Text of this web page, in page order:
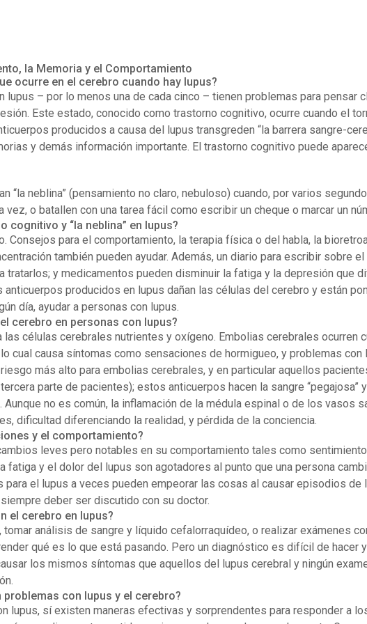
la Memoria y el Comportamiento
ocurre en el cerebro cuando hay lupus?
lupus – por lo menos una de cada cinco – tienen problemas para pensar
Este estado, conocido como trastorno cognitivo, ocurre cuando el
producidos a causa del lupus transgreden “la barrera sangre-
y demás información importante. El trastorno cognitivo puede
“la neblina” (pensamiento no claro, nebuloso) cuando, por varios
vez, o batallen con una tarea fácil como escribir un cheque o marcar un
cognitivo y “la neblina” en lupus?
Consejos para el comportamiento, la terapia física o del habla, la
también pueden ayudar. Además, un diario para escribir sobre
tratarlos; y medicamentos pueden disminuir la fatiga y la depresión que
producidos en lupus dañan las células del cerebro y están
día, ayudar a personas con lupus.
cerebro en personas con lupus?
células cerebrales nutrientes y oxígeno. Embolias cerebrales ocurren
cual causa síntomas como sensaciones de hormigueo, y problemas
más alto para embolias cerebrales, y en particular aquellos
parte de pacientes); estos anticuerpos hacen la sangre “pegajosa”
no es común, la inflamación de la médula espinal o de los vasos
dificultad diferenciando la realidad, y pérdida de la conciencia.
y el comportamiento?
leves pero notables en su comportamiento tales como
fatiga y el dolor del lupus son agotadores al punto que una persona
el lupus a veces pueden empeorar las cosas al causar episodios de
deber ser discutido con su doctor.
el cerebro en lupus?
tomar análisis de sangre y líquido cefalorraquídeo, o realizar exámenes
qué es lo que está pasando. Pero un diagnóstico es difícil de
los mismos síntomas que aquellos del lupus cerebral y ningún
con lupus y el cerebro?
lupus, sí existen maneras efectivas y sorprendentes para responder a